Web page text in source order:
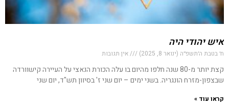
איש יהודי היה
ח׳ בטבת ה׳תשפ״ה (ינואר 8, 2025) אין תגובות
קצת יותר מ-80 שנה חלפו מהיום בו עלה הכורת הנאצי על העיירה קישוורדה
שבצפון-מזרח הונגריה. בשני ימים – יום שני ז' בסיוון תש"ד, יום שני
קראו עוד »